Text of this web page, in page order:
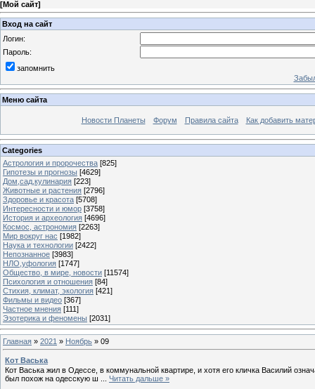
[Мой сайт]
Вход на сайт
Логин:
Пароль:
запомнить
Меню сайта
Новости Планеты Форум Правила сайта Как добавить
Categories
Астрология и пророчества [825]
Гипотезы и прогнозы [4629]
Дом,сад,кулинария [223]
Животные и растения [2796]
Здоровье и красота [5708]
Интересности и юмор [3758]
История и археология [4696]
Космос, астрономия [2263]
Мир вокруг нас [1982]
Наука и технологии [2422]
Непознанное [3983]
НЛО,уфология [1747]
Общество, в мире, новости [11574]
Психология и отношения [84]
Стихия, климат, экология [421]
Фильмы и видео [367]
Частное мнения [111]
Эзотерика и феномены [2031]
Главная » 2021 » Ноябрь » 09
Кот Васька
Кот Васька жил в Одессе, в коммунальной квартире, и хотя его кличка Василий
был похож на одесскую ш
Читать дальше »